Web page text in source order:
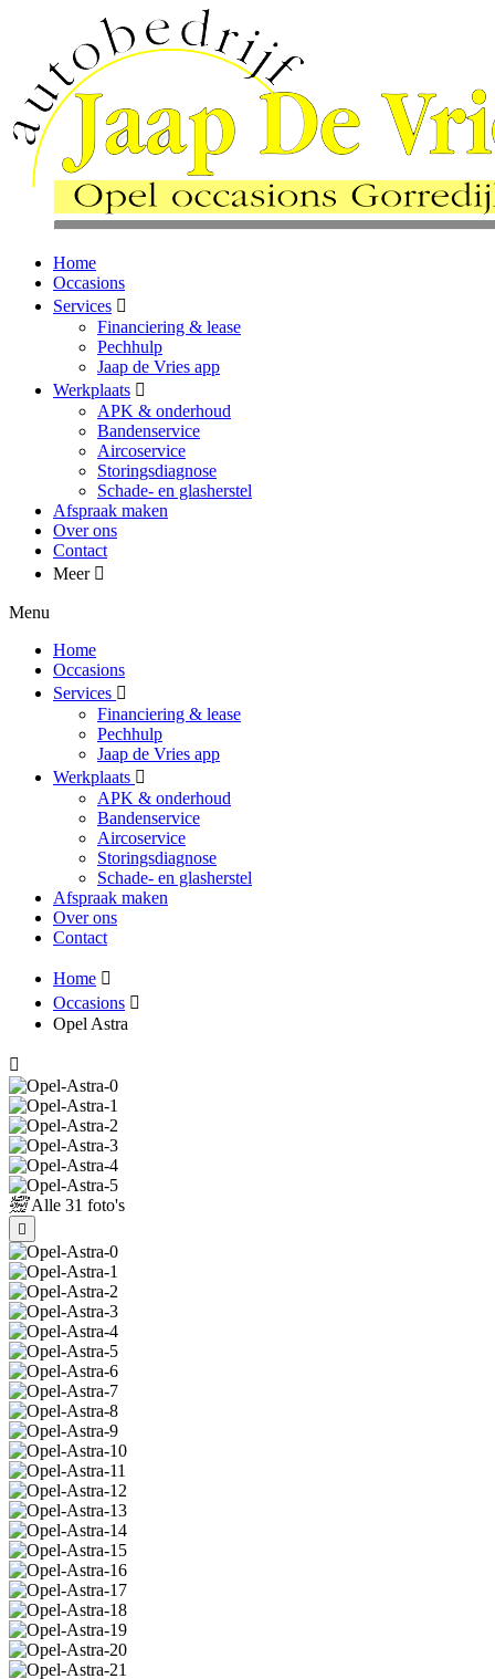
Home
Occasions
Services
Financiering & lease
Pechhulp
Jaap de Vries app
Werkplaats
APK & onderhoud
Bandenservice
Aircoservice
Storingsdiagnose
Schade- en glasherstel
Afspraak maken
Over ons
Contact
Meer
Menu
Home
Occasions
Services
Financiering & lease
Pechhulp
Jaap de Vries app
Werkplaats
APK & onderhoud
Bandenservice
Aircoservice
Storingsdiagnose
Schade- en glasherstel
Afspraak maken
Over ons
Contact
Home
Occasions
Opel Astra
Alle 31 foto's